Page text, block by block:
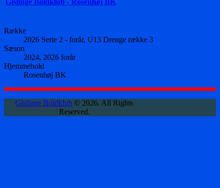
Gislinge Boldklub - Rosenhøj BK
Række
2026 Serie 2 - forår, U13 Drenge række 3
Sæson
2024, 2026 forår
Hjemmehold
Rosenhøj BK
Gislinge Boldklub © 2026. All Rights
Reserved.